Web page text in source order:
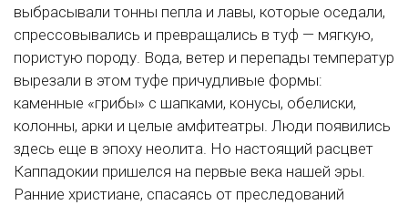
выбрасывали тонны пепла и лавы, которые оседали,
спрессовывались и превращались в туф — мягкую,
пористую породу. Вода, ветер и перепады температур
вырезали в этом туфе причудливые формы:
каменные «грибы» с шапками, конусы, обелиски,
колонны, арки и целые амфитеатры. Люди появились
здесь еще в эпоху неолита. Но настоящий расцвет
Каппадокии пришелся на первые века нашей эры.
Ранние христиане, спасаясь от преследований